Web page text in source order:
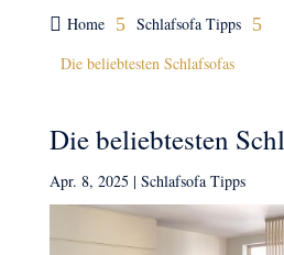
 Home 5 Schlafsofa Tipps 5
Die beliebtesten Schlafsofas
Die beliebtesten
Apr. 8, 2025 | Schlafsofa Tipps